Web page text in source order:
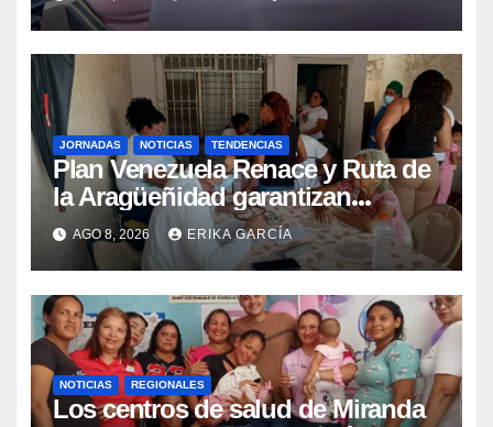
epidemiológica
JORNADAS NOTICIAS TENDENCIAS
Plan Venezuela Renace y Ruta de
la Aragüeñidad garantizan
atención médica integral en
Aragua
AGO 8, 2026 ERIKA GARCÍA
NOTICIAS REGIONALES
Los centros de salud de Miranda